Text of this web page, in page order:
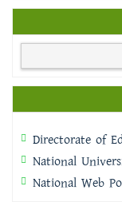
Directorate of
National
National Web